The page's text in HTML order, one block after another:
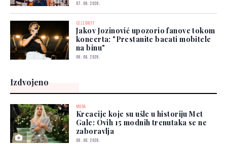
07. 08. 2026.
CELEBRITY
Jakov Jozinović upozorio fanove tokom
koncerta: "Prestanite bacati mobitele
na binu"
06. 08. 2026.
Izdvojeno
MODA
Kreacije koje su ušle u historiju Met
Gale: Ovih 15 modnih trenutaka se ne
zaboravlja
06. 08. 2026.